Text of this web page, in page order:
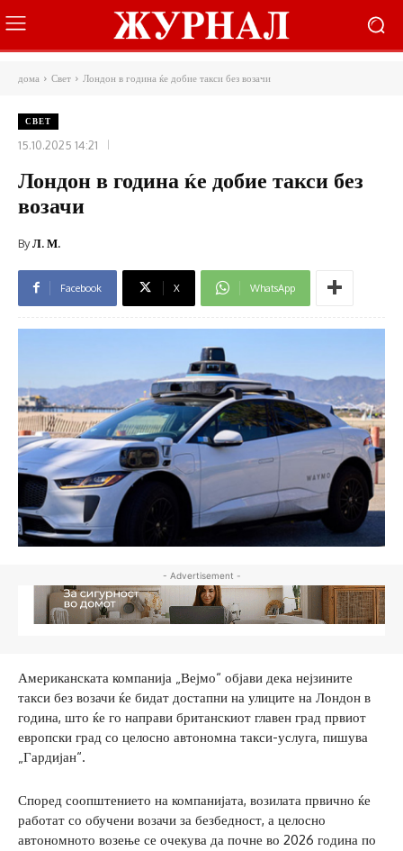
дома Свет Лондон в година ќе добие такси без возачи
СВЕТ
15.10.2025 14:21
Лондон в година ќе добие такси без
возачи
ByЛ. М.
Facebook X WhatsApp
- Advertisement -
Американската компанија „Вејмо“ објави дека нејзините
такси без возачи ќе бидат достапни на улиците на Лондон в
година, што ќе го направи британскиот главен град првиот
европски град со целосно автономна такси-услуга, пишува
„Гардијан“.
Според соопштението на компанијата, возилата првично ќе
работат со обучени возачи за безбедност, а целосно
автономното возење се очекува да почне во 2026 година по